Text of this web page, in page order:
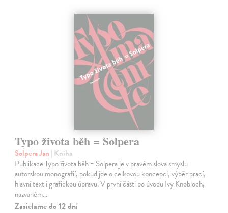
Typo života běh = Solpera
Solpera Jan | Kniha
Publikace Typo života běh = Solpera je v pravém slova smyslu
autorskou monografií, pokud jde o celkovou koncepci, výběr prací,
hlavní text i grafickou úpravu. V první části po úvodu Ivy Knobloch,
nazvaném…
Zasielame do 12 dní